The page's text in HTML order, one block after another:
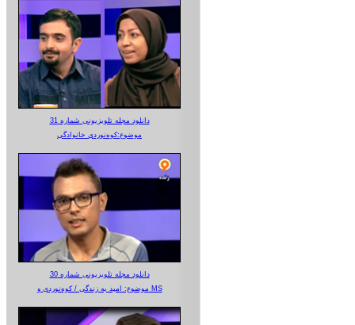
دانلود مجله تلویزیونی شماره 31
موضوع:کوه‌نوردی خانوادگی
دانلود مجله تلویزیونی شماره 30
موضوع: امید به زندگی / کوه‌نوردی و MS